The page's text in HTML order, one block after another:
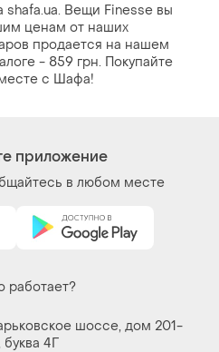
Вещи Finesse вы
ценам от наших
продается на нашем
- 859 грн. Покупайте
с Шафа!
приложение
в любом месте
работает?
шоссе, дом 201-
буква 4Г